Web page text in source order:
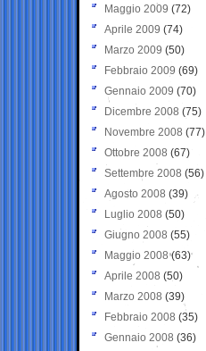
Maggio 2009 (72)
Aprile 2009 (74)
Marzo 2009 (50)
Febbraio 2009 (69)
Gennaio 2009 (70)
Dicembre 2008 (75)
Novembre 2008 (77)
Ottobre 2008 (67)
Settembre 2008 (56)
Agosto 2008 (39)
Luglio 2008 (50)
Giugno 2008 (55)
Maggio 2008(63)
Aprile 2008 (50)
Marzo 2008 (39)
Febbraio 2008 (35)
Gennaio 2008 (36)